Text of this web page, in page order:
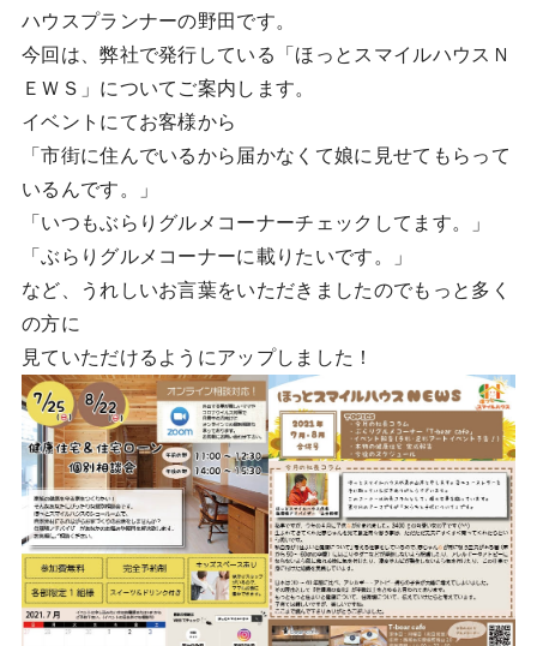
ハウスプランナーの野田です。
今回は、弊社で発行している「ほっとスマイルハウスＮ
ＥＷＳ」についてご案内します。
イベントにてお客様から
「市街に住んでいるから届かなくて娘に見せてもらって
いるんです。」
「いつもぶらりグルメコーナーチェックしてます。」
「ぶらりグルメコーナーに載りたいです。」
など、うれしいお言葉をいただきましたのでもっと多く
の方に
見ていただけるようにアップしました！